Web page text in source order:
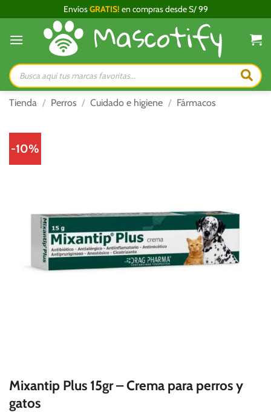
al
contenido
EnvíosGRATIS! en compras desde S/ 99
Búsqueda
de
productos
Tienda / Perros / Cuidado e higiene / Fármacos
-10%
Mixantip Plus 15gr – Crema para perros y
gatos